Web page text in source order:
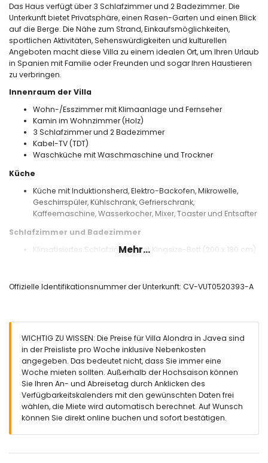
Das Haus verfügt über 3 Schlafzimmer und 2 Badezimmer. Die
Unterkunft bietet Privatsphäre, einen Rasen-Garten und einen Blick
auf die Berge. Die Nähe zum Strand, Einkaufsmöglichkeiten,
sportlichen Aktivitäten, Sehenswürdigkeiten und kulturellen
Angeboten macht diese Villa zu einem idealen Ort, um Ihren Urlaub
in Spanien mit Familie oder Freunden und sogar Ihren Haustieren
zu verbringen.
Innenraum der Villa
Wohn-/Esszimmer mit Klimaanlage und Fernseher
Kamin im Wohnzimmer (Holz)
3 Schlafzimmer und 2 Badezimmer
Kabel-TV (TDT)
Waschküche mit Waschmaschine und Trockner
Küche
Küche mit Induktionsherd, Elektro-Backofen, Mikrowelle,
Geschirrspüler, Kühlschrank, Gefrierschrank,
Kaffeemaschine, Wasserkocher, Mixer, Toaster und Entsafter
Schlafzimmer und Badezimmer
Klimatisiertes Schlafzimmer mit Kingsize-Bett (200 x 180 cm)
90 cm)
Außenbereich der Villa
Eingezäuntes Grundstück
Privater Pool mit den Maßen 10m x 5m und 2m Tiefe
Rasen-Garten mit Gartenmöbeln und Sonnenliegen
2 Terrassen, davon eine überdacht
Grill
Außendusche
Sitzbereich im Freien und Essbereich im Freien
2 private Parkplätze
Weitere Informationen
Mehr...
Offizielle Identifikationsnummer der Unterkunft: CV-VUT0520393-A
WICHTIG ZU WISSEN: Die Preise für Villa Alondra in Javea sind
in der Preisliste pro Woche inklusive Nebenkosten
angegeben. Das bedeutet nicht, dass Sie immer eine
Woche mieten sollten. Außerhalb der Hochsaison können
Sie Ihren An- und Abreisetag durch Anklicken des
Verfügbarkeitskalenders mit den gewünschten Daten frei
wählen, die Miete wird automatisch berechnet. Auf Wunsch
können Sie direkt online buchen und sofort bestätigen.